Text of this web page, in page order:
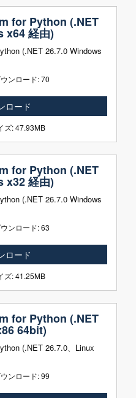
for Python (.NET
x64 経由)
(.NET 26.7.0 Windows
ンロード:70
ロード
ズ: 47.93MB
for Python (.NET
x32 経由)
(.NET 26.7.0 Windows
ンロード:63
ロード
ズ: 41.25MB
for Python (.NET
64bit)
(.NET 26.7.0、Linux
ンロード:99